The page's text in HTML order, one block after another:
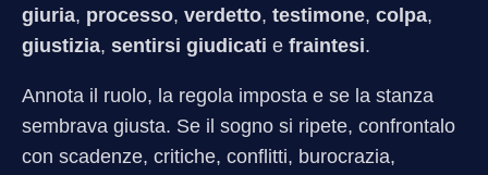
giuria, processo, verdetto, testimone, colpa,
giustizia, sentirsi giudicati e fraintesi.
Annota il ruolo, la regola imposta e se la stanza
sembrava giusta. Se il sogno si ripete, confrontalo
con scadenze, critiche, conflitti, burocrazia,